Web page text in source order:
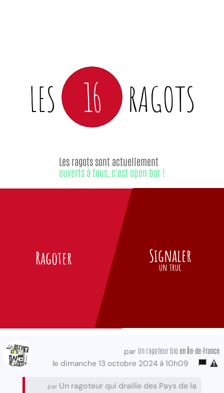
LES 16 RAGOTS
Ragoter
Les ragots sont actuellement
ouverts à tous, c'est open bar !
Signaler
un truc
par Un ragoteur bio en Île-de-France
le dimanche 13 octobre 2024 à 10h09
par Un ragoteur qui draille des Pays de la